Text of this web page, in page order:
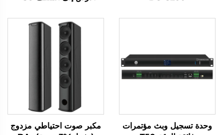
وحدة تسجيل وبث مؤتمرات
مكبر صوت احتياطي مزدوج